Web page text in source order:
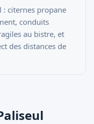
: citernes propane
conduits
au bistre, et
des distances de